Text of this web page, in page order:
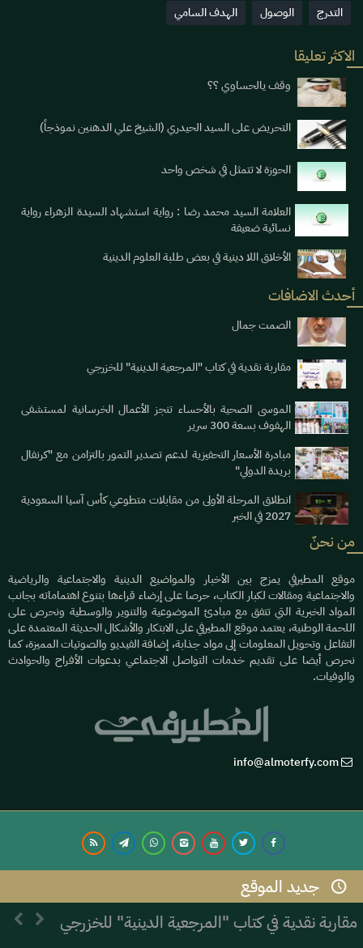
التدرج
الوصول الهدف السامي
الاكثر تعليقا
وقف يالحساوي ؟؟
التحريض على السيد الحيدري (الشيخ علي الدهنين نموذجاً)
الحوزة لا تتمثل في شخص واحد
العلامة السيد محمد رضا : رواية استشهاد السيدة الزهراء رواية
نسائية ضعيفة
الأخلاق اللا دينية في بعض طلبة العلوم الدينية
أحدث الاضافات
الصمت جمال
مقاربة نقدية في كتاب "المرجعية الدينية" للخزرجي
الموسى الصحية بالأحساء تنجز الأعمال الخرسانية لمستشفى
الهفوف بسعة 300 سرير
مبادرة الأسعار التحفيزية لدعم تصدير التمور بالتزامن مع "كرنفال
بريدة الدولي"
انطلاق المرحلة الأولى من مقابلات متطوعي كأس آسيا السعودية
2027 في الخبر
من نحنٌ
موقع المطيرفي يمزج بين الأخبار والمواضيع الدينية والاجتماعية والرياضية
والاجتماعية ومقالات لكبار الكتاب، حرصا على إرضاء قراءها بتنوع اهتماماته بجانب
المواد الخبرية التي تتفق مع مبادئ الموضوعية والتنوير والوسطية ونحرص على
اللحمة الوطنية، يعتمد موقع المطيرفي على الابتكار والأشكال الحديثة المعتمدة على
التفاعل وتحويل المعلومات إلى مواد جذابة، إضافة الفيديو والصوتيات المميزة، كما
نحرص أيضا على تقديم خدمات التواصل الاجتماعي بدعوات الأفراح والحوادث
والوفيات.
info@almoterfy.com
© 2026 موقع المطيرفي | Development by Dijlah IT
جديد الموقع
مقاربة نقدية في كتاب "المرجعية الدينية" للخزرجي